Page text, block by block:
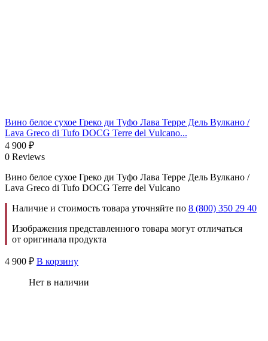
Вино белое сухое Греко ди Туфо Лава Терре Дель Вулкано /
Lava Greco di Tufo DOCG Terre del Vulcano...
4 900 ₽
0 Reviews
Вино белое сухое Греко ди Туфо Лава Терре Дель Вулкано /
Lava Greco di Tufo DOCG Terre del Vulcano
Наличие и стоимость товара уточняйте по 8 (800) 350 29 40
Изображения представленного товара могут отличаться
от оригинала продукта
4 900 ₽ В корзину
Нет в наличии